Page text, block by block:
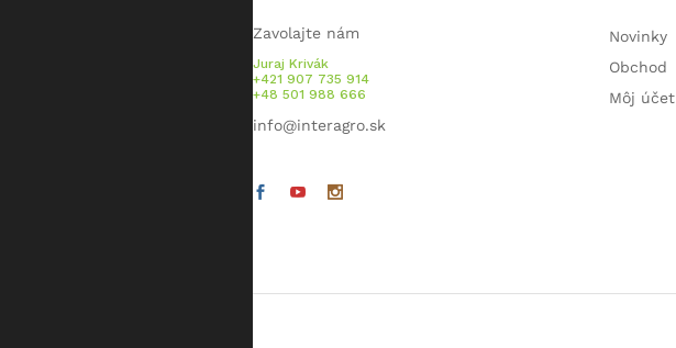
Zavolajte nám
Juraj Krivák
+421 907 735 914
+48 501 988 666
info@interagro.sk
Novinky
Obchod
Môj účet